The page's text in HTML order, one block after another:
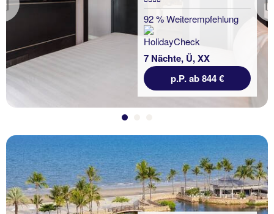
Previous 92 % Weiterempfehlung
7 Nächte, Ü, XX
p.P. ab 844 €